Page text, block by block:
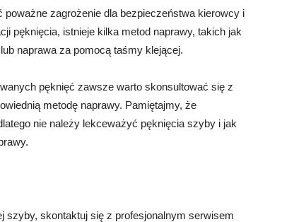
zagrożenie dla bezpieczeństwa kierowcy i
pęknięcia, istnieje kilka metod naprawy, takich jak
naprawa za pomocą taśmy klejącej.
pęknięć zawsze warto skonsultować się z
metodę naprawy. Pamiętajmy, że
nie należy lekceważyć pęknięcia szyby i jak
szyby, skontaktuj się z profesjonalnym serwisem